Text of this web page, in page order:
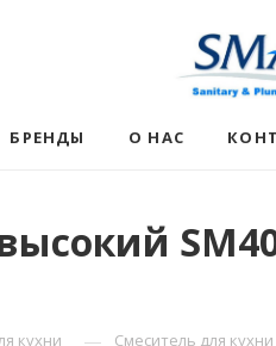
БРЕНДЫ О НАС
кухни — Смеситель для